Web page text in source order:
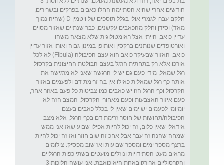
חודשים אחרי שהיא הסתיימה החלו כאבים בפרקים ובשרירים,
חלקם עברו לגמרי אולי בגלל תוספים של ויטמין D (שהיה נמוך
מאד) וסידן וחלק מהכאבים עקשנים, כבר שנתיים שאזור מסוים
עדיין כואב, הייתי אצל ראומטולוגית שלא מצאה משהו
ואורטופדים שנותנים ברקסין ואותופן במינון גבוה ואותו אזור עדיין
כואב, האזור שבעיקר כואב הוא עצם הפיבולה (Fibula) לא לכל
אורכו אלא רק בתחתית הרגל בעצם הבולטת החיצונית בקרסול
רגל שמאל, מידי פעם גם יש לי הרגשה שאני לא מרגישה את
אותה כף רגל שמאלית כאילו אין בה זרימת דם ולפעמים באזור
הקרסול וכף הרגל הזו יש כאבים כמו צביטות כל פעם באזור אחר,
פעם איזור האצבעות ופעם מאחורי הקרסול, המצב הזה לא
יומיומי לפעמים יש ימים שאין לי בכלל כאבים בעצם
הפיבולה/תחושות של חוסר זרימת דם בכף הרגל, אלא מצב
אידאלי שאין כלום, זה יכול להיות אפילו שבוע שאז אני ממש
שמחה שהנה זה עבר אבל אחכ זה שוב חוזר ואז זה יכול להיות
ברצף מספר ימים ומספר שבועות ואז שוב מפסיק. צילומים
מראים מעט הסתידויות ונוזלים מועטים בשתי כפות הרגליים